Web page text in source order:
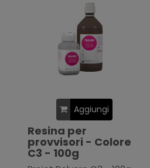
Aggiungi
Resina per
provvisori - Colore
C3 - 100g